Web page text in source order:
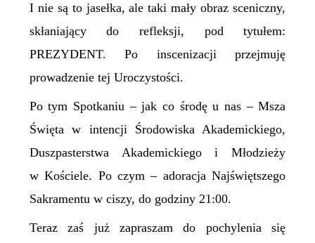
I nie są to jasełka, ale taki mały obraz sceniczny,
skłaniający do refleksji, pod tytułem:
PREZYDENT. Po inscenizacji przejmuję
prowadzenie tej Uroczystości.
Po tym Spotkaniu – jak co środę u nas – Msza
Święta w intencji Środowiska Akademickiego,
Duszpasterstwa Akademickiego i Młodzieży
w Kościele. Po czym – adoracja Najświętszego
Sakramentu w ciszy, do godziny 21:00.
Teraz zaś już zapraszam do pochylenia się